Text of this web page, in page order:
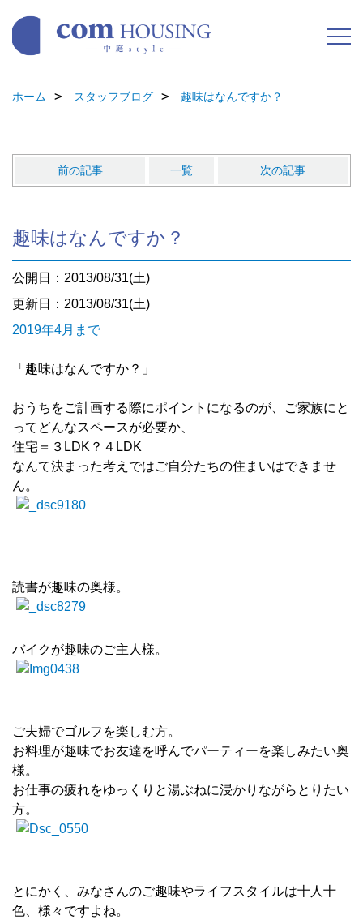
ホーム スタッフブログ 趣味はなんですか？
前の記事 一覧 次の記事
趣味はなんですか？
公開日：2013/08/31(土)
更新日：2013/08/31(土)
2019年4月まで
「趣味はなんですか？」
おうちをご計画する際にポイントになるのが、ご家族にと
ってどんなスペースが必要か、
住宅＝３LDK？４LDK
なんて決まった考えではご自分たちの住まいはできませ
ん。
読書が趣味の奥様。
バイクが趣味のご主人様。
ご夫婦でゴルフを楽しむ方。
お料理が趣味でお友達を呼んでパーティーを楽しみたい奥
様。
お仕事の疲れをゆっくりと湯ぶねに浸かりながらとりたい
方。
とにかく、みなさんのご趣味やライフスタイルは十人十
色、様々ですよね。